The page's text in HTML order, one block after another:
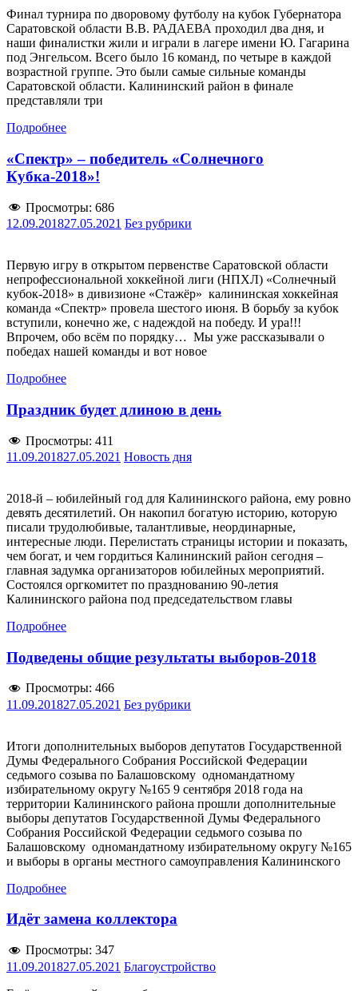
Финал турнира по дворовому футболу на кубок Губернатора
Саратовской области В.В. РАДАЕВА проходил два дня, и
наши финалистки жили и играли в лагере имени Ю. Гагарина
под Энгельсом. Всего было 16 команд, по четыре в каждой
возрастной группе. Это были самые сильные команды
Саратовской области. Калининский район в финале
представляли три
Подробнее
«Спектр» – победитель «Солнечного
Кубка-2018»!
Просмотры: 686
12.09.201827.05.2021 Без рубрики
Первую игру в открытом первенстве Саратовской области
непрофессиональной хоккейной лиги (НПХЛ) «Солнечный
кубок-2018» в дивизионе «Стажёр» калининская хоккейная
команда «Спектр» провела шестого июня. В борьбу за кубок
вступили, конечно же, с надеждой на победу. И ура!!!
Впрочем, обо всём по порядку… Мы уже рассказывали о
победах нашей команды и вот новое
Подробнее
Праздник будет длиною в день
Просмотры: 411
11.09.201827.05.2021 Новость дня
2018-й – юбилейный год для Калининского района, ему ровно
девять десятилетий. Он накопил богатую историю, которую
писали трудолюбивые, талантливые, неординарные,
интересные люди. Перелистать страницы истории и показать,
чем богат, и чем гордиться Калининский район сегодня –
главная задумка организаторов юбилейных мероприятий.
Состоялся оргкомитет по празднованию 90-летия
Калининского района под председательством главы
Подробнее
Подведены общие результаты выборов-2018
Просмотры: 466
11.09.201827.05.2021 Без рубрики
Итоги дополнительных выборов депутатов Государственной
Думы Федерального Собрания Российской Федерации
седьмого созыва по Балашовскому одномандатному
избирательному округу №165 9 сентября 2018 года на
территории Калининского района прошли дополнительные
выборы депутатов Государственной Думы Федерального
Собрания Российской Федерации седьмого созыва по
Балашовскому одномандатному избирательному округу №165
и выборы в органы местного самоуправления Калининского
Подробнее
Идёт замена коллектора
Просмотры: 347
11.09.201827.05.2021 Благоустройство